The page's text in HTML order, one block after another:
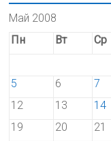
Май 2008
Пн
Вт Ср
5
6 7
12
13 14
19
20 21